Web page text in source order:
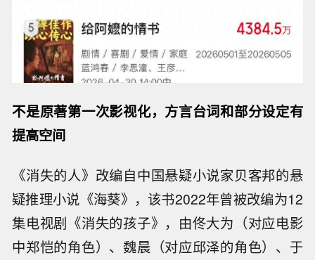
不是原著第一次影视化，方言台词和部分设定有
提高空间
《消失的人》改编自中国悬疑小说家贝客邦的悬
疑推理小说《海葵》，该书2022年曾被改编为12
集电视剧《消失的孩子》，由佟大为（对应电影
中郑恺的角色）、魏晨（对应邱泽的角色）、于